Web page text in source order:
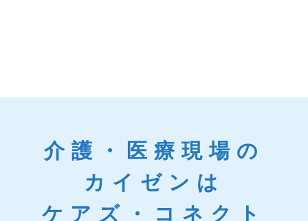
介護・医療現場の
カイゼンは
ケアズ・コネクト